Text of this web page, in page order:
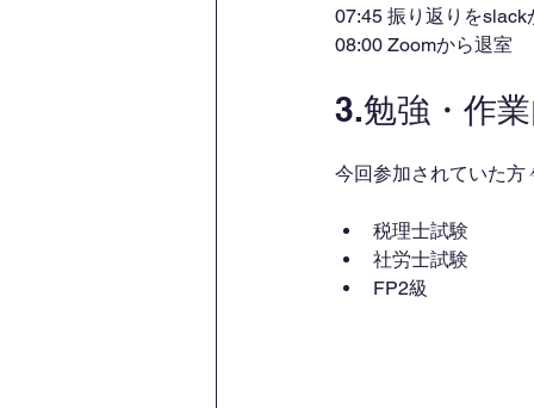
07:45 振り返りを
08:00 Zoomから退室
3.勉強・作
今回参加されていた方
税理士試験
社労士試験
FP2級